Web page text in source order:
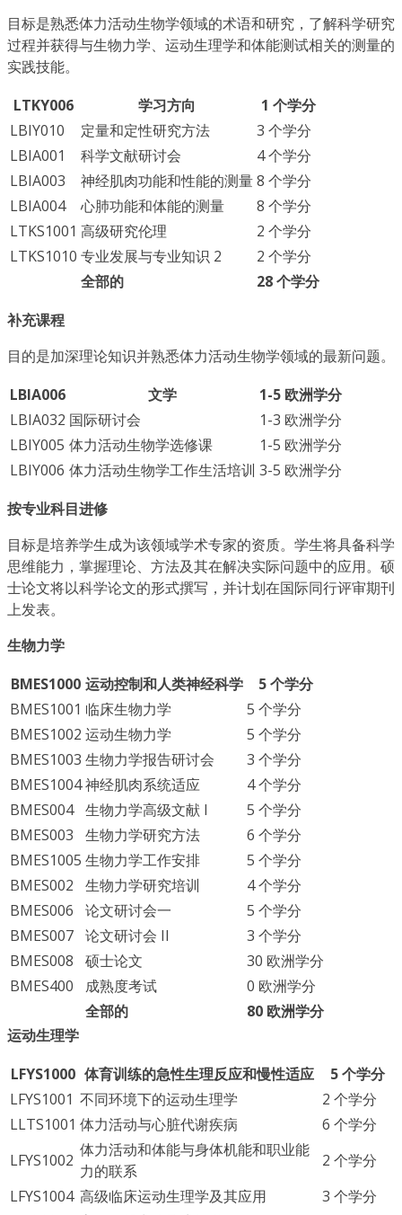
目标是熟悉体力活动生物学领域的术语和研究，了解科学研究
过程并获得与生物力学、运动生理学和体能测试相关的测量的
实践技能。
LTKY006
学习方向
1 个学分
LBIY010
定量和定性研究方法
3 个学分
LBIA001
科学文献研讨会
4 个学分
LBIA003
神经肌肉功能和性能的测量8 个学分
LBIA004
心肺功能和体能的测量
8 个学分
LTKS1001 高级研究伦理
2 个学分
LTKS1010 专业发展与专业知识 2
2 个学分
全部的
28 个学分
补充课程
目的是加深理论知识并熟悉体力活动生物学领域的最新问题。
LBIA006
文学
1-5 欧洲学分
LBIA032 国际研讨会
1-3 欧洲学分
LBIY005 体力活动生物学选修课
1-5 欧洲学分
LBIY006 体力活动生物学工作生活培训 3-5 欧洲学分
按专业科目进修
目标是培养学生成为该领域学术专家的资质。学生将具备科学
思维能力，掌握理论、方法及其在解决实际问题中的应用。硕
士论文将以科学论文的形式撰写，并计划在国际同行评审期刊
上发表。
生物力学
BMES1000 运动控制和人类神经科学
5 个学分
BMES1001 临床生物力学
5 个学分
BMES1002 运动生物力学
5 个学分
BMES1003 生物力学报告研讨会
3 个学分
BMES1004神经肌肉系统适应
4 个学分
BMES004 生物力学高级文献 I
5 个学分
BMES003
生物力学研究方法
6 个学分
BMES1005 生物力学工作安排
5 个学分
BMES002
生物力学研究培训
4 个学分
BMES006
论文研讨会一
5 个学分
BMES007 论文研讨会 II
3 个学分
BMES008
硕士论文
30 欧洲学分
BMES400
成熟度考试
0 欧洲学分
全部的
80 欧洲学分
运动生理学
LFYS1000 体育训练的急性生理反应和慢性适应
5 个学分
LFYS1001 不同环境下的运动生理学
2 个学分
LLTS1001 体力活动与心脏代谢疾病
6 个学分
LFYS1002
体力活动和体能与身体机能和职业能
力的联系
2 个学分
LFYS1004 高级临床运动生理学及其应用
3 个学分